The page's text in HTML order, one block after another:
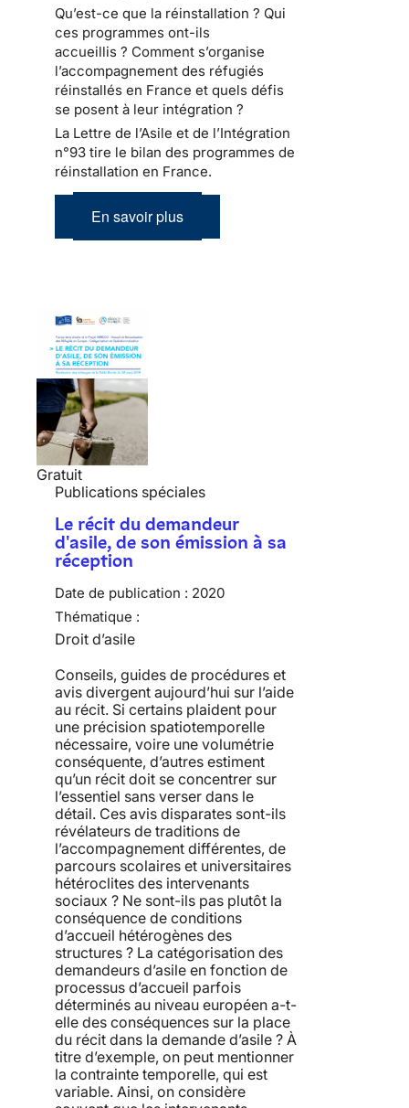
Qu’est-ce que la réinstallation ? Qui
ces programmes ont-ils
accueillis ? Comment s’organise
l’accompagnement des réfugiés
réinstallés en France et quels défis
se posent à leur intégration ?
La Lettre de l’Asile et de l’Intégration
n°93 tire le bilan des programmes de
réinstallation en France.
En savoir plus
Gratuit
Publications spéciales
Le récit du demandeur
d'asile, de son émission à sa
réception
Date de publication : 2020
Thématique :
Droit d’asile
Conseils, guides de procédures et
avis divergent aujourd’hui sur l’aide
au récit. Si certains plaident pour
une précision spatiotemporelle
nécessaire, voire une volumétrie
conséquente, d’autres estiment
qu’un récit doit se concentrer sur
l’essentiel sans verser dans le
détail. Ces avis disparates sont-ils
révélateurs de traditions de
l’accompagnement différentes, de
parcours scolaires et universitaires
hétéroclites des intervenants
sociaux ? Ne sont-ils pas plutôt la
conséquence de conditions
d’accueil hétérogènes des
structures ? La catégorisation des
demandeurs d’asile en fonction de
processus d’accueil parfois
déterminés au niveau européen a-t-
elle des conséquences sur la place
du récit dans la demande d’asile ? À
titre d’exemple, on peut mentionner
la contrainte temporelle, qui est
variable. Ainsi, on considère